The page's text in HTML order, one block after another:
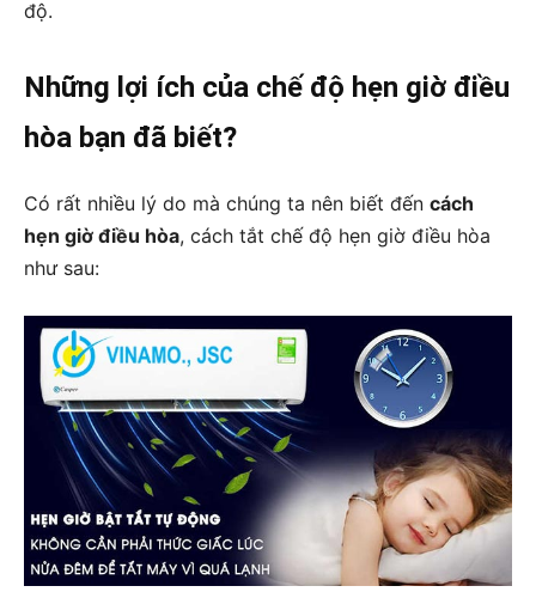
độ.
Những lợi ích của chế độ hẹn giờ điều
hòa bạn đã biết?
Có rất nhiều lý do mà chúng ta nên biết đến cách
hẹn giờ điều hòa, cách tắt chế độ hẹn giờ điều hòa
như sau: